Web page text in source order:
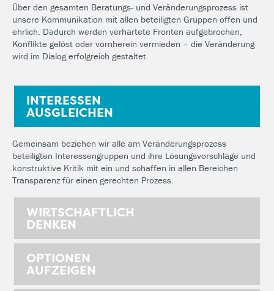
Über den gesamten Beratungs- und Veränderungsprozess ist
unsere Kommunikation mit allen beteiligten Gruppen offen und
ehrlich. Dadurch werden verhärtete Fronten aufgebrochen,
Konflikte gelöst oder vornherein vermieden – die Veränderung
wird im Dialog erfolgreich gestaltet.
INTERESSEN
AUSGLEICHEN
Gemeinsam beziehen wir alle am Veränderungsprozess
beteiligten Interessengruppen und ihre Lösungsvorschläge und
konstruktive Kritik mit ein und schaffen in allen Bereichen
Transparenz für einen gerechten Prozess.
WIRTSCHAFTLICH
DENKEN
OPTIONEN
AUFZEIGEN